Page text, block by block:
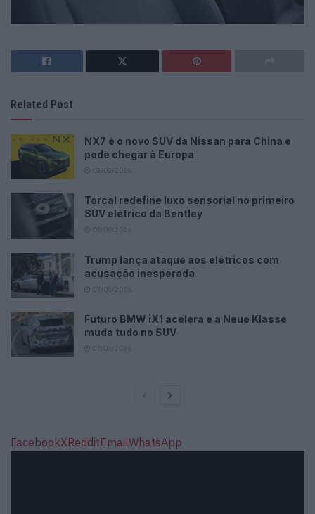
Related Post
NX7 é o novo SUV da Nissan para China e
pode chegar à Europa
Torcal redefine luxo sensorial no primeiro
SUV elétrico da Bentley
Trump lança ataque aos elétricos com
acusação inesperada
Futuro BMW iX1 acelera e a Neue Klasse
muda tudo no SUV
FacebookXRedditEmailWhatsApp